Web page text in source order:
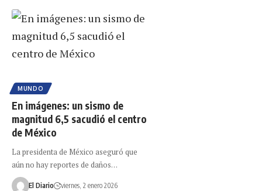
MUNDO
En imágenes: un sismo de
magnitud 6,5 sacudió el centro
de México
La presidenta de México aseguró que
aún no hay reportes de daños…
El Diario viernes, 2 enero 2026